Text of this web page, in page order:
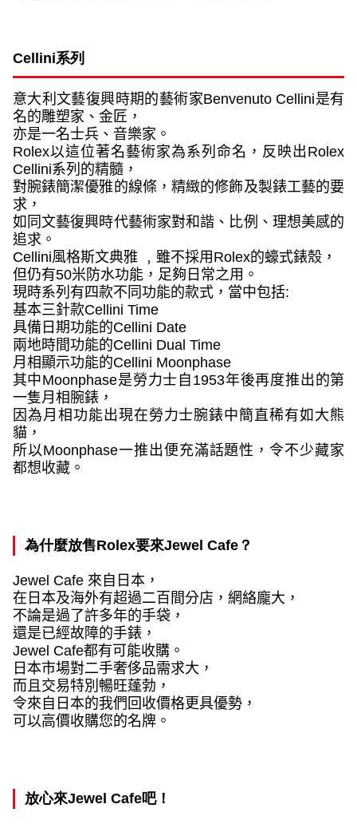
Cellini系列
意大利文藝復興時期的藝術家Benvenuto Cellini是有
名的雕塑家、金匠，
亦是一名士兵、音樂家。
Rolex以這位著名藝術家為系列命名，反映出Rolex
Cellini系列的精髓，
對腕錶簡潔優雅的線條，精緻的修飾及製錶工藝的要
求，
如同文藝復興時代藝術家對和諧、比例、理想美感的
追求。
Cellini風格斯文典雅 ﹐雖不採用 Rolex的蠔式錶殼，
但仍有50米防水功能，足夠日常之用。
現時系列有四款不同功能的款式，當中包括:
基本三針款Cellini Time
具備日期功能的Cellini Date
兩地時間功能的Cellini Dual Time
月相顯示功能的Cellini Moonphase
其中Moonphase是勞力士自 1953年後再度推出的第
一隻月相腕錶，
因為月相功能出現在勞力士腕錶中簡直稀有如大熊
貓，
所以 Moonphase一推出便充滿話題性，令不少藏家
都想收藏。
為什麼放售Rolex要來Jewel Cafe？
Jewel Cafe 來自日本，
在日本及海外有超過二百間分店，網絡龐大，
不論是過了許多年的手袋，
還是已經故障的手錶，
Jewel Cafe都有可能收購。
日本市場對二手奢侈品需求大，
而且交易特別暢旺蓬勃，
令來自日本的我們回收價格更具優勢，
可以高價收購您的名牌。
放心來Jewel Cafe吧！